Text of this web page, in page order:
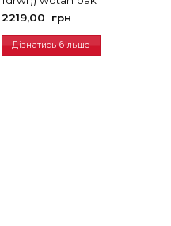
2219,00
грн
Дізнатись більше